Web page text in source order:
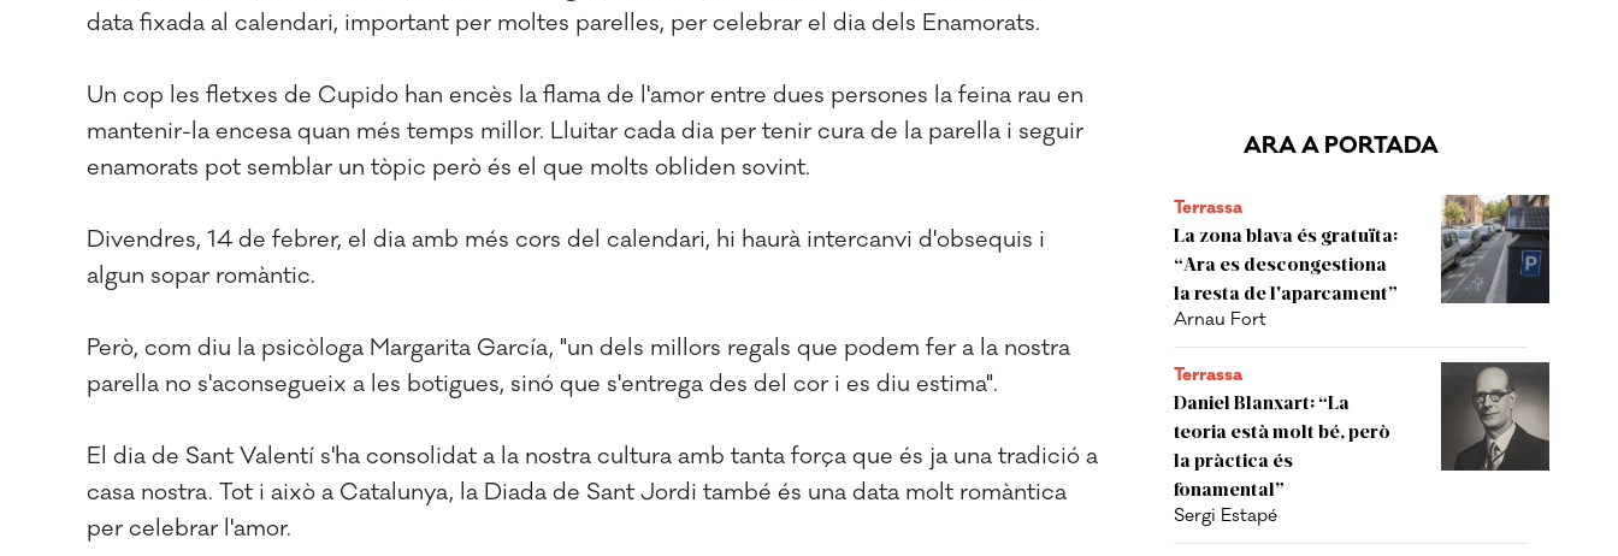
ARA A PORTADA
Terrassa
La zona blava és gratuïta:
“Ara es descongestiona
la resta de l'aparcament”
Arnau Fort
Terrassa
Daniel Blanxart: “La
teoria està molt bé, però
la pràctica és
fonamental”
Sergi Estapé
data fixada al calendari, important per moltes parelles, per celebrar el dia dels Enamorats.
Un cop les fletxes de Cupido han encès la flama de l'amor entre dues persones la feina rau en
mantenir-la encesa quan més temps millor. Lluitar cada dia per tenir cura de la parella i seguir
enamorats pot semblar un tòpic però és el que molts obliden sovint.
Divendres, 14 de febrer, el dia amb més cors del calendari, hi haurà intercanvi d'obsequis i
algun sopar romàntic.
Però, com diu la psicòloga Margarita García, "un dels millors regals que podem fer a la nostra
parella no s'aconsegueix a les botigues, sinó que s'entrega des del cor i es diu estima".
El dia de Sant Valentí s'ha consolidat a la nostra cultura amb tanta força que és ja una tradició a
casa nostra. Tot i això a Catalunya, la Diada de Sant Jordi també és una data molt romàntica
per celebrar l'amor.